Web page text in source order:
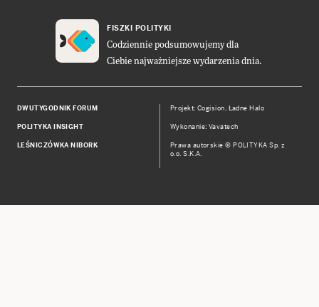
FISZKI POLITYKI
Codziennie podsumowujemy dla
Ciebie najważniejsze wydarzenia dnia.
DWUTYGODNIK FORUM
POLITYKA INSIGHT
LEŚNICZÓWKA NIBORK
Projekt:Cogision, Ładne Halo
Wykonanie: Vavatech
Prawa autorskie © POLITYKA Sp. z
o.o. S.K.A.